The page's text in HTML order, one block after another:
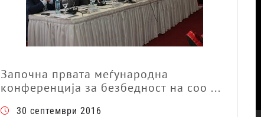
Започна првата меѓународна
конференција за безбедност на соо ...
30 септември 2016